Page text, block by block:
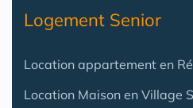
Logement Senior
Location appartement en
Location Maison en Village